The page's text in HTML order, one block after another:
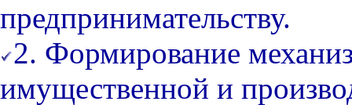
предпринимательству.
2. Формирование
имущественной и